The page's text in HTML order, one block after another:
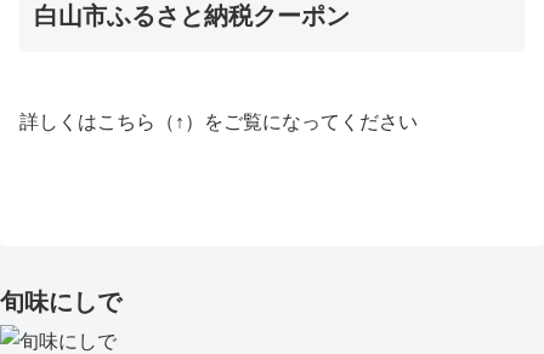
白山市ふるさと納税クーポン
詳しくはこちら（↑）をご覧になってください
旬味にしで